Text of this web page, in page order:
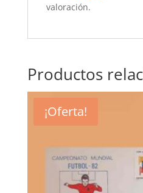
valoración.
Productos
¡Oferta!